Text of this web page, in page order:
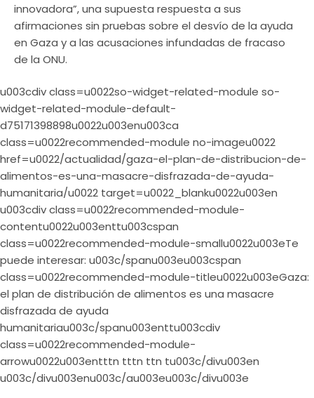
innovadora”, una supuesta respuesta a sus
afirmaciones sin pruebas sobre el desvío de la ayuda
en Gaza y a las acusaciones infundadas de fracaso
de la ONU.
u003cdiv class=u0022so-widget-related-module so-
widget-related-module-default-
d75171398898u0022u003enu003ca
class=u0022recommended-module no-imageu0022
href=u0022/actualidad/gaza-el-plan-de-distribucion-de-
alimentos-es-una-masacre-disfrazada-de-ayuda-
humanitaria/u0022 target=u0022_blanku0022u003en
u003cdiv class=u0022recommended-module-
contentu0022u003enttu003cspan
class=u0022recommended-module-smallu0022u003eTe
puede interesar: u003c/spanu003eu003cspan
class=u0022recommended-module-titleu0022u003eGaza:
el plan de distribución de alimentos es una masacre
disfrazada de ayuda
humanitariau003c/spanu003enttu003cdiv
class=u0022recommended-module-
arrowu0022u003entttn tttn ttn tu003c/divu003en
u003c/divu003enu003c/au003eu003c/divu003e